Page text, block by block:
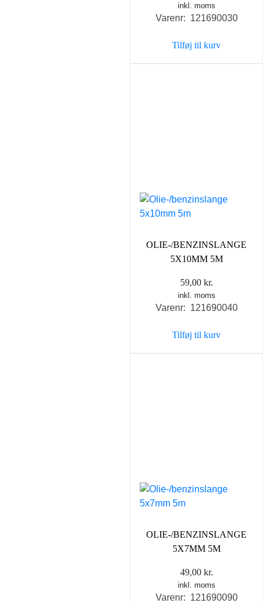
inkl. moms
Varenr: 121690030
Tilføj til kurv
OLIE-/BENZINSLANGE
5X10MM 5M
59,00 kr.
inkl. moms
Varenr: 121690040
Tilføj til kurv
OLIE-/BENZINSLANGE
5X7MM 5M
49,00 kr.
inkl. moms
Varenr: 121690090